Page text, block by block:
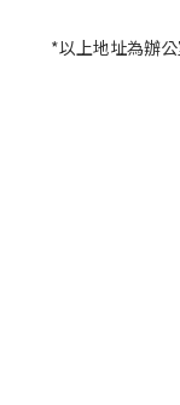
*以上地址為辦